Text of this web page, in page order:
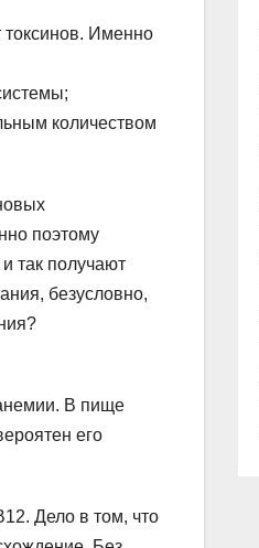
токсинов. Именно
количеством
поэтому
так получают
безусловно,
В пище
его
Дело в том, что